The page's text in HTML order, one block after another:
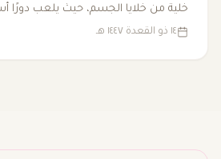
خلية من خلايا الجسم، حيث يلعب دورًا
داخل الميتوكوندريا. مع تقدم العمر
١٤ ذو القعدة ١٤٤٧ هـ